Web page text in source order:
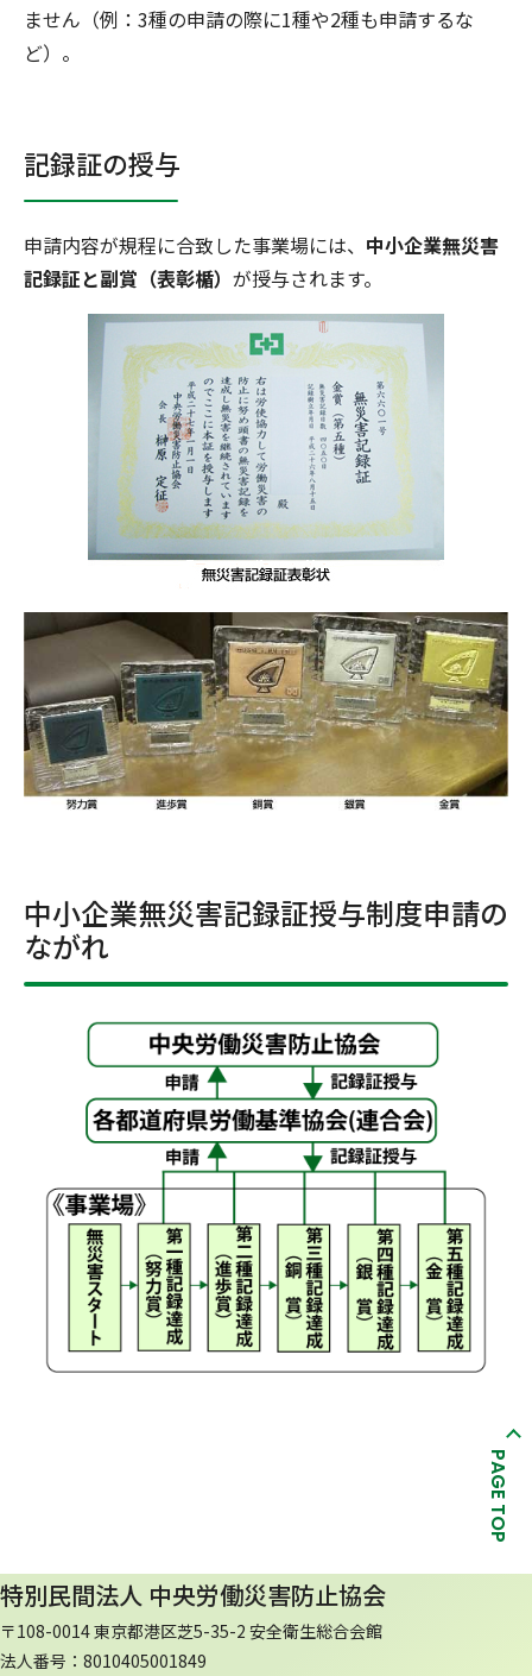
ません（例：3種の申請の際に1種や2種も申請するな
ど）。
記録証の授与
申請内容が規程に合致した事業場には、 中小企業無災害
記録証と副賞（表彰楯） が授与されます。
中小企業無災害記録証授与制度申請の
ながれ
PAGE TOP
特別民間法人 中央労働災害防止協会
〒108-0014 東京都港区芝5-35-2 安全衛生総合会館
法人番号：8010405001849